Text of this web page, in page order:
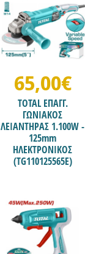
65,00€
TOTAL ΕΠΑΓΓ.
ΓΩΝΙΑΚΟΣ
ΛΕΙΑΝΤΗΡΑΣ 1.100W -
125mm
ΗΛΕΚΤΡΟΝΙΚΟΣ
(TG110125565E)